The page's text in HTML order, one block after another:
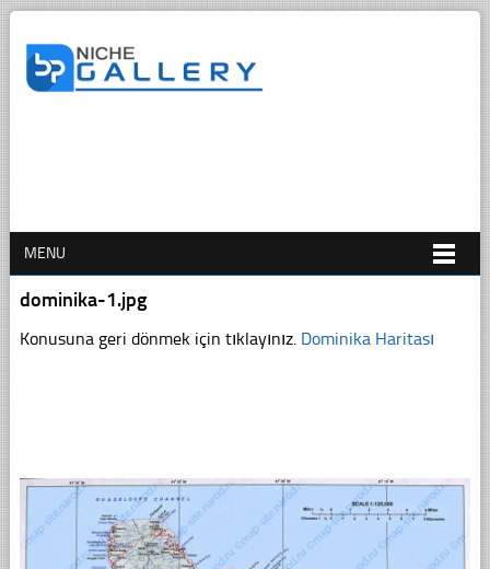
MENU
dominika-1.jpg
Konusuna geri dönmek için tıklayınız. Dominika Haritası